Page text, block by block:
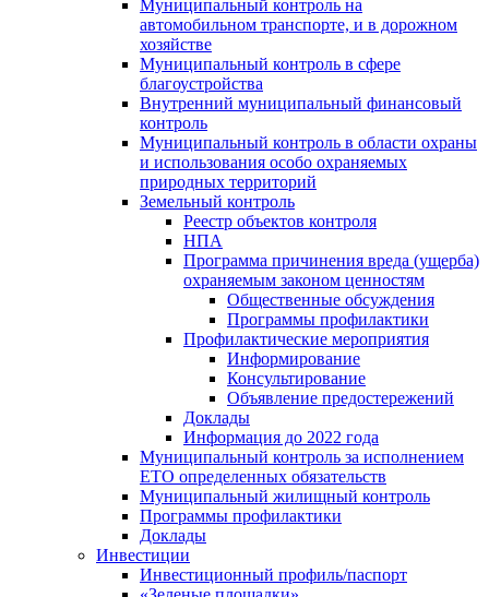
Муниципальный контроль на
автомобильном транспорте, и в дорожном
хозяйстве
Муниципальный контроль в сфере
благоустройства
Внутренний муниципальный финансовый
контроль
Муниципальный контроль в области охраны
и использования особо охраняемых
природных территорий
Земельный контроль
Реестр объектов контроля
НПА
Программа причинения вреда (ущерба)
охраняемым законом ценностям
Общественные обсуждения
Программы профилактики
Профилактические мероприятия
Информирование
Консультирование
Объявление предостережений
Доклады
Информация до 2022 года
Муниципальный контроль за исполнением
ЕТО определенных обязательств
Муниципальный жилищный контроль
Программы профилактики
Доклады
Инвестиции
Инвестиционный профиль/паспорт